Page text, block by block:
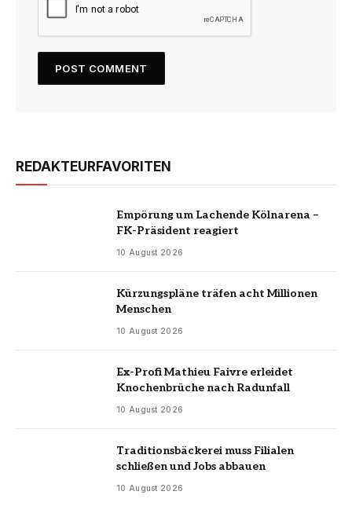
REDAKTEURFAVORITEN
Empörung um Lachende Kölnarena –
FK-Präsident reagiert
10 August 2026
Kürzungspläne träfen acht Millionen
Menschen
10 August 2026
Ex-Profi Mathieu Faivre erleidet
Knochenbrüche nach Radunfall
10 August 2026
Traditionsbäckerei muss Filialen
schließen und Jobs abbauen
10 August 2026